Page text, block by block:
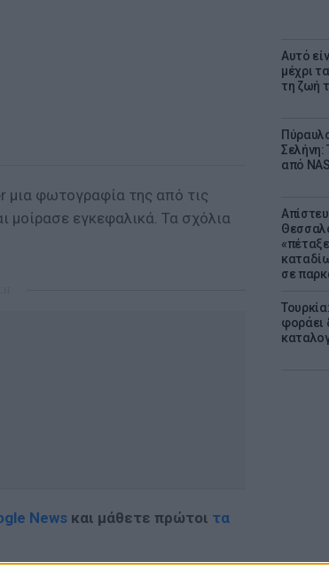
Αυτό
μέχρι
τη ζωή
Σελήνη:
από
σε
φοράει
μια φωτογραφία της από τις
μοίρασε εγκεφαλικά. Τα σχόλια
News και μάθετε πρώτοι τα